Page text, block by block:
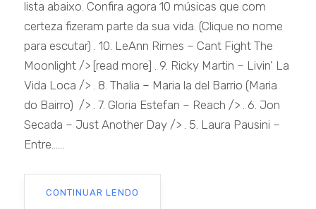
lista abaixo. Confira agora 10 músicas que com
certeza fizeram parte da sua vida. (Clique no nome
para escutar) . 10. LeAnn Rimes – Cant Fight The
Moonlight /> [read more] . 9. Ricky Martin – Livin’ La
Vida Loca /> . 8. Thalia – Maria la del Barrio (Maria
do Bairro) /> . 7. Gloria Estefan – Reach /> . 6. Jon
Secada – Just Another Day /> . 5. Laura Pausini –
Entre......
CONTINUAR LENDO